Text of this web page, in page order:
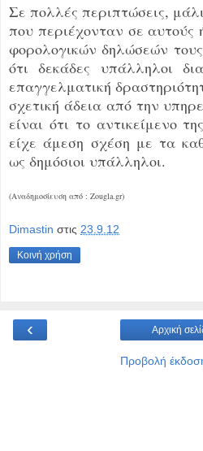
Σε πολλές περιπτώσεις,
που περιέχονταν σε αυτούς
φορολογικών δηλώσεών
ότι δεκάδες υπάλληλοι
επαγγελματική
σχετική άδεια από την
είναι ότι το αντικείμενο
είχε άμεση σχέση με τα
ως δημόσιοι υπάλληλοι.
(Αναδημοσίευση από : Zougla.gr)
Dimastin στις 23.9.12
Κοινή χρήση
‹ Αρχική
Προβολή